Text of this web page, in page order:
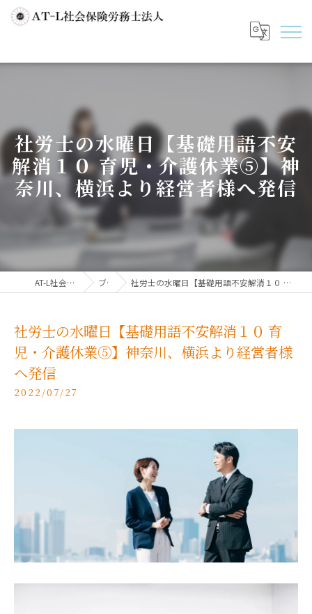
社労士の水曜日【基礎用語不安
解消１０ 育児・介護休業➄】神
奈川、横浜より経営者様へ発信
AT-L社会保険労務士法人 ブログ 社労士の水曜日【基礎用語不安解消１０ 育児・介護休業➄】神奈川、横浜より経営者様へ発信
社労士の水曜日【基礎用語不安解消１０ 育
児・介護休業➄】神奈川、横浜より経営者様
へ発信
2022/07/27